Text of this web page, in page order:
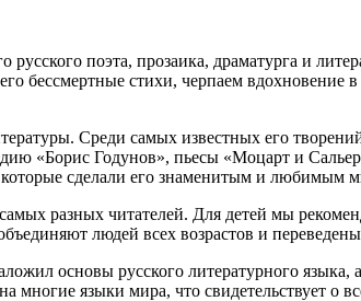
поэта, прозаика, драматурга и
бессмертные стихи, черпаем вдохновение в
Среди самых известных его
«Борис Годунов», пьесы «Моцарт и
сделали его знаменитым и любимым
разных читателей. Для детей мы
людей всех возрастов и
основы русского литературного языка,
языки мира, что свидетельствует о